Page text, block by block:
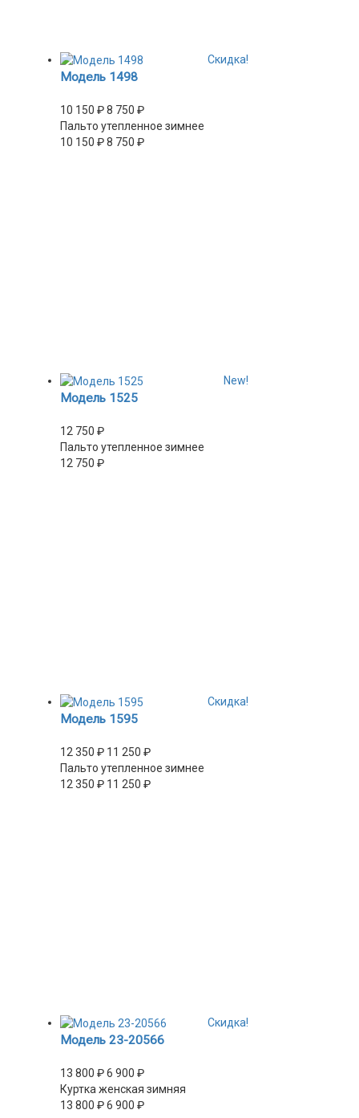
Скидка!
Модель 1498
10 150 ₽8 750 ₽
Пальто утепленное зимнее
10 150 ₽8 750 ₽
New!
Модель 1525
12 750 ₽
Пальто утепленное зимнее
12 750 ₽
Скидка!
Модель 1595
12 350 ₽ 11 250 ₽
Пальто утепленное зимнее
12 350 ₽ 11 250 ₽
Скидка!
Модель 23-20566
13 800 ₽6 900 ₽
Куртка женская зимняя
13 800 ₽6 900 ₽